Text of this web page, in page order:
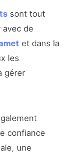
sont tout
avec de
et dans la
les
gérer
confiance
une